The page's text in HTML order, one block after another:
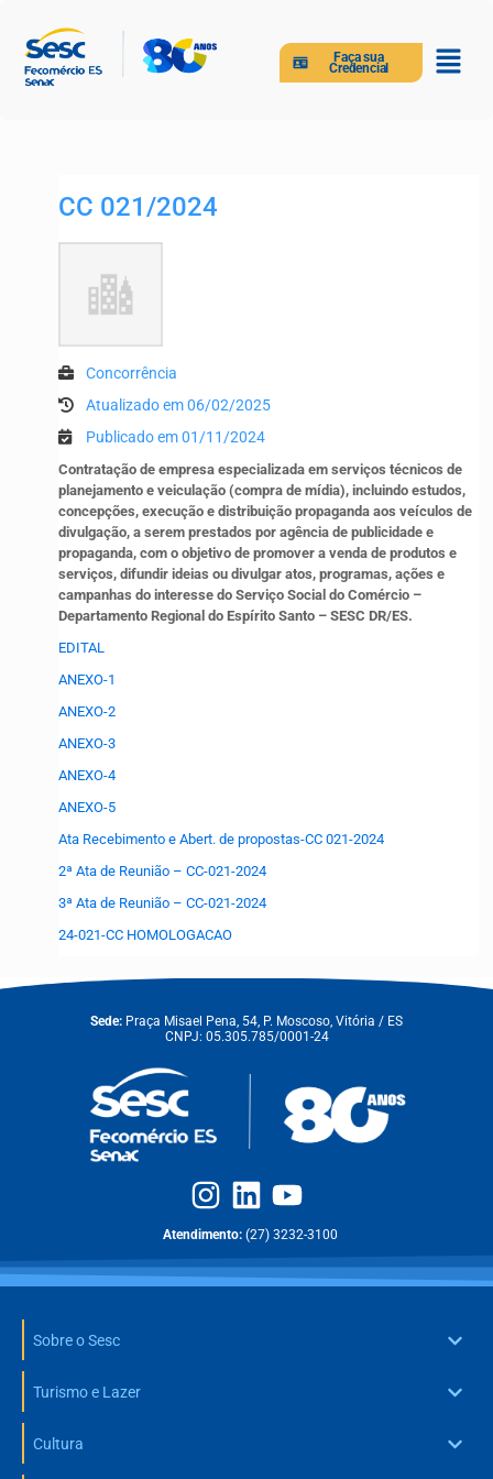
Faça sua
Credencial
CC 021/2024
Concorrência
Atualizado em 06/02/2025
Publicado em 01/11/2024
Contratação de empresa especializada em serviços técnicos de
planejamento e veiculação (compra de mídia), incluindo estudos,
concepções, execução e distribuição propaganda aos veículos de
divulgação, a serem prestados por agência de publicidade e
propaganda, com o objetivo de promover a venda de produtos e
serviços, difundir ideias ou divulgar atos, programas, ações e
campanhas do interesse do Serviço Social do Comércio –
Departamento Regional do Espírito Santo – SESC DR/ES.
EDITAL
ANEXO-1
ANEXO-2
ANEXO-3
ANEXO-4
ANEXO-5
Ata Recebimento e Abert. de propostas-CC 021-2024
2ª Ata de Reunião – CC-021-2024
3ª Ata de Reunião – CC-021-2024
24-021-CC HOMOLOGACAO
Sede: Praça Misael Pena, 54, P. Moscoso, Vitória / ES
CNPJ: 05.305.785/0001-24
Atendimento: (27) 3232-3100
Sobre o Sesc
Turismo e Lazer
Cultura